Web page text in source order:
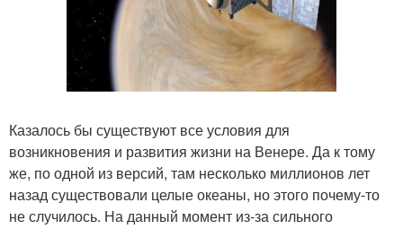
Казалось бы существуют все условия для
возникновения и развития жизни на Венере. Да к тому
же, по одной из версий, там несколько миллионов лет
назад существовали целые океаны, но этого почему-то
не случилось. На данный момент из-за сильного